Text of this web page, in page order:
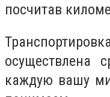
посчитав
осуществлена
каждую вашу